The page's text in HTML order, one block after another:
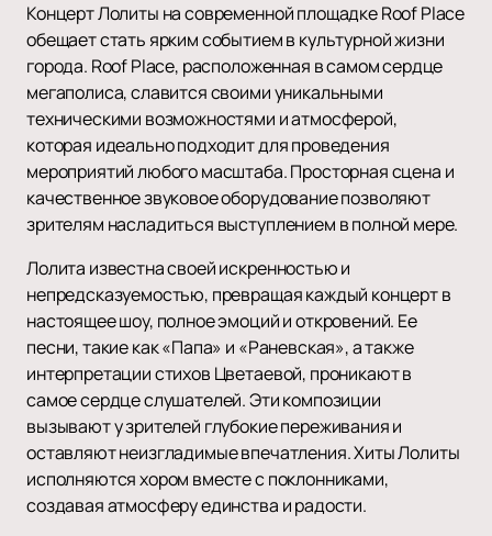
Концерт Лолиты на современной площадке Roof Place
обещает стать ярким событием в культурной жизни
города. Roof Place, расположенная в самом сердце
мегаполиса, славится своими уникальными
техническими возможностями и атмосферой,
которая идеально подходит для проведения
мероприятий любого масштаба. Просторная сцена и
качественное звуковое оборудование позволяют
зрителям насладиться выступлением в полной мере.
Лолита известна своей искренностью и
непредсказуемостью, превращая каждый концерт в
настоящее шоу, полное эмоций и откровений. Ее
песни, такие как «Папа» и «Раневская», а также
интерпретации стихов Цветаевой, проникают в
самое сердце слушателей. Эти композиции
вызывают у зрителей глубокие переживания и
оставляют неизгладимые впечатления. Хиты Лолиты
исполняются хором вместе с поклонниками,
создавая атмосферу единства и радости.